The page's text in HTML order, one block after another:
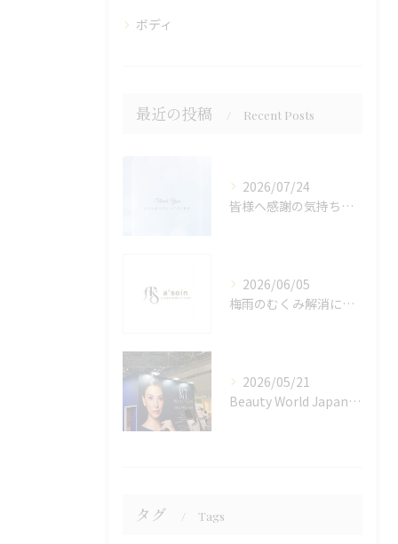
ボディ
最近の投稿 Recent Posts
2026/07/24
皆様へ感謝の気持ちを込めて🙇‍♀️✨
2026/06/05
梅雨のむくみ解消に効果的なインディバとリンパマッサージ
2026/05/21
Beauty World Japan 東京💆‍♀️✨
タグ Tags